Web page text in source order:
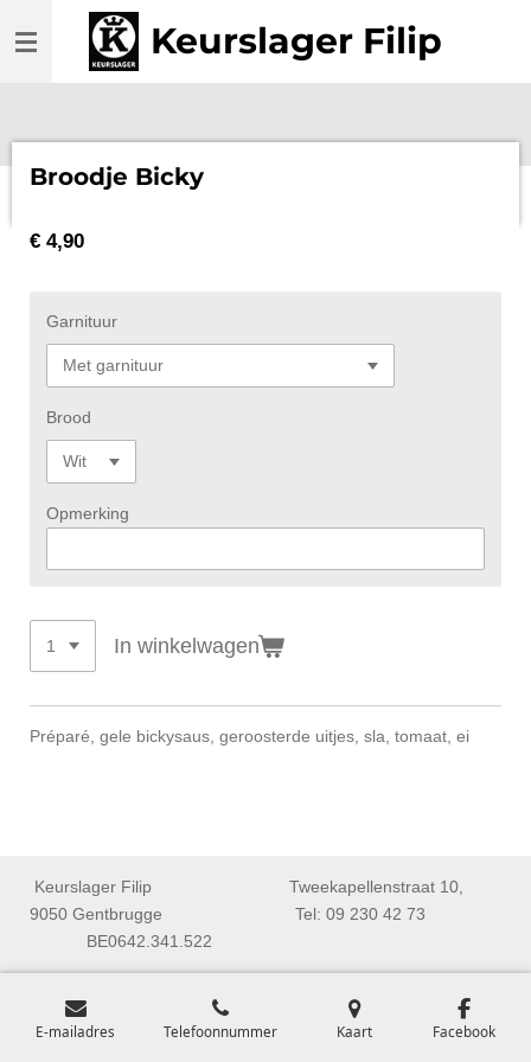
direct
Keurslager Filip
Broodje Bicky
€ 4,90
Garnituur
Brood
Opmerking
In winkelwagen
Préparé, gele bickysaus, geroosterde uitjes, sla, tomaat, ei
Keurslager Filip Tweekapellenstraat 10,
9050 Gentbrugge Tel: 09 230 42 73
BE0642.341.522
E-mailadres Telefoonnummer Kaart Facebook